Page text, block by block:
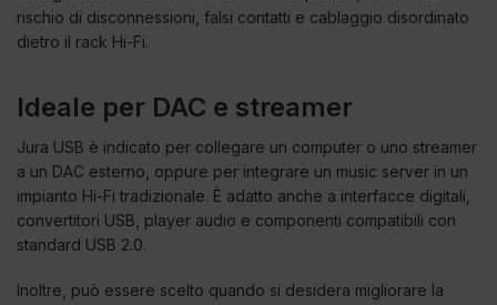
rischio di disconnessioni, falsi contatti e cablaggio disordinato
dietro il rack Hi-Fi.
Ideale per DAC e streamer
Jura USB è indicato per collegare un computer o uno streamer
a un DAC esterno, oppure per integrare un music server in un
impianto Hi-Fi tradizionale. È adatto anche a interfacce digitali,
convertitori USB, player audio e componenti compatibili con
standard USB 2.0.
Inoltre, può essere scelto quando si desidera migliorare la